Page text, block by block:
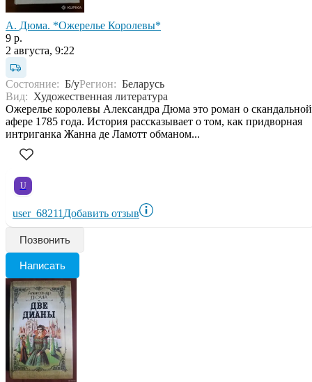
А. Дюма. *Ожерелье Королевы*
9 р.
2 августа, 9:22
Состояние: Б/уРегион: Беларусь
Вид: Художественная литература
Ожерелье королевы Александра Дюма это роман о скандальной
афере 1785 года. История рассказывает о том, как придворная
интриганка Жанна де Ламотт обманом...
U
user_68211 Добавить отзыв
Позвонить
Написать